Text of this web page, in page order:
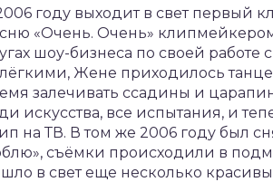
году выходит в свет первый
«Очень. Очень»
шоу-бизнеса по своей работе
Жене приходилось
залечивать ссадины и
искусства, все испытания, и
на ТВ. В том же 2006 году был
съёмки происходили в
в свет еще несколько